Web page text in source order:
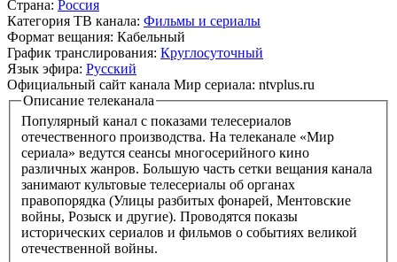
Страна: Россия
Категория ТВ канала: Фильмы и сериалы
Формат вещания: Кабельный
График транслирования: Круглосуточный
Язык эфира: Русский
Официальный сайт канала Мир сериала: ntvplus.ru
Описание телеканала
Популярный канал с показами телесериалов
отечественного производства. На телеканале «Мир
сериала» ведутся сеансы многосерийного кино
различных жанров. Большую часть сетки вещания канала
занимают культовые телесериалы об органах
правопорядка (Улицы разбитых фонарей, Ментовские
войны, Розыск и другие). Проводятся показы
исторических сериалов и фильмов о событиях великой
отечественной войны.